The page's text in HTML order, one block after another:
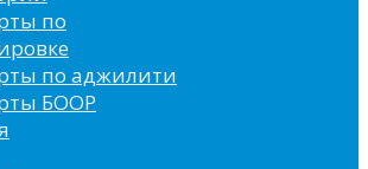
по
по аджилити
БООР